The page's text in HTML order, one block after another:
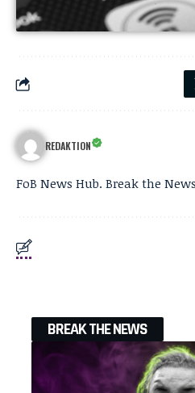
REDAKTION
FoB News Hub. Break the
BREAK THE NEWS